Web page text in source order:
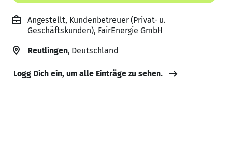
Angestellt, Kundenbetreuer (Privat- u.
Geschäftskunden), FairEnergie GmbH
Reutlingen, Deutschland
Logg Dich ein, um alle Einträge zu sehen.